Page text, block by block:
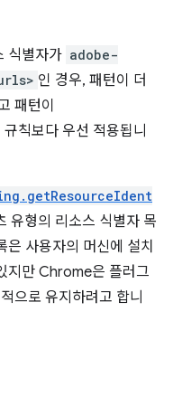
식별자가 adobe-
인 경우, 패턴이 더
패턴이
규칙보다 우선 적용됩니
유형의 리소스 식별자 목
사용자의 머신에 설치
지만 Chrome은 플러그
으로 유지하려고 합니